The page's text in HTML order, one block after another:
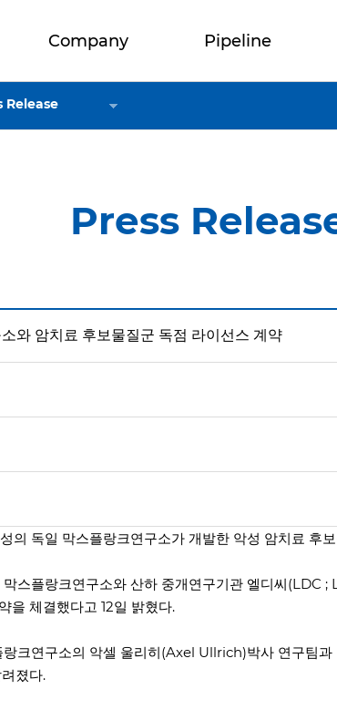
Company Pipeline
Release
Press
와 암치료 후보물질군 독점 라이선스 계약
의 독일 막스플랑크연구소가 개발한 악성 암치료 후
스플랑크연구소와 산하 중개연구기관 엘디씨(LDC
을 체결했다고 12일 밝혔다.
크연구소의 악셀 울리히(Axel Ullrich)박사 연구팀
졌다.